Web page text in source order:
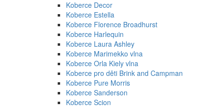
Koberce Decor
Koberce Estella
Koberce Florence Broadhurst
Koberce Harlequin
Koberce Laura Ashley
Koberce Marimekko vlna
Koberce Orla Kiely vlna
Koberce pro děti Brink and Campman
Koberce Pure Morris
Koberce Sanderson
Koberce Scion